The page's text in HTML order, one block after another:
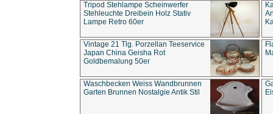
Tripod Stehlampe Scheinwerfer
Stehleuchte Dreibein Holz Stativ
Lampe Retro 60er
Vintage 21 Tlg. Porzellan Teeservice
Japan China Geisha Rot
Goldbemalung 50er
Waschbecken Weiss Wandbrunnen
Garten Brunnen Nostalgie Antik Stil